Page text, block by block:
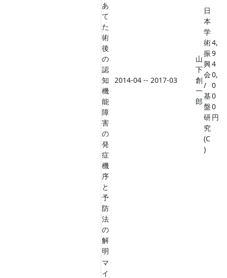
あ
て
た
術
後
の
認
知
機
能
障
害
の
発
症
機
序
と
予
防
法
の
解
明
2014-04 -- 2017-03
山
下
創
一
郎
日
本
学
術
振
興
会
/
基
盤
研
究
(C
)
4,
9
4
0,
0
0
0
円
マ
イ